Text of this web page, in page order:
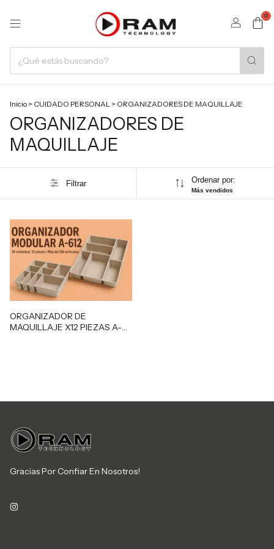
0
Inicio > CUIDADO PERSONAL > ORGANIZADORES DE MAQUILLAJE
ORGANIZADORES DE
MAQUILLAJE
Filtrar Ordenar por:
Más vendidos
ORGANIZADOR DE
MAQUILLAJE X12 PIEZAS A-
Gracias Por Confiar En Nosotros!